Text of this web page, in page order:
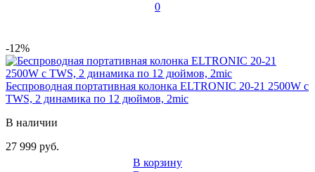
0
-12%
Беспроводная портативная колонка ELTRONIC 20-21 2500W с
TWS, 2 динамика по 12 дюймов, 2mic
В наличии
27 999 руб.
В корзину